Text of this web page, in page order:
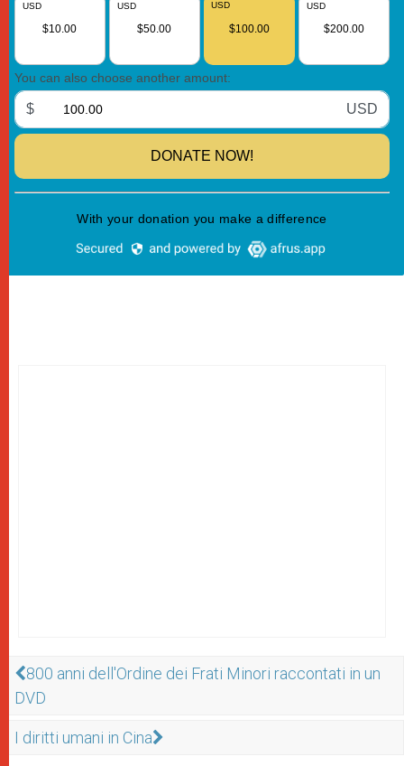
800 anni dell'Ordine dei Frati Minori raccontati in un
DVD
I diritti umani in Cina